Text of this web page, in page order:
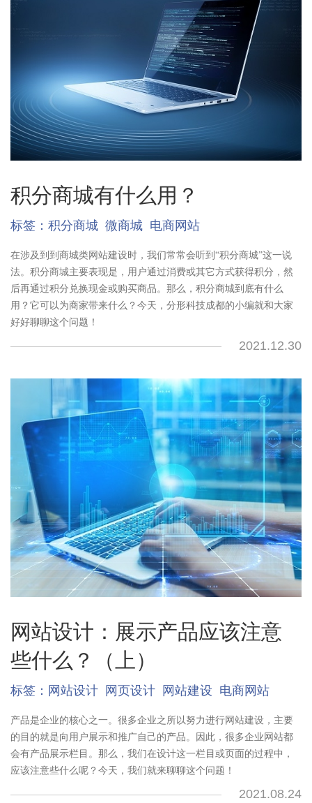
积分商城有什么用？
标签： 积分商城 微商城 电商网站
在涉及到到商城类网站建设时，我们常常会听到“积分商城”这一说
法。积分商城主要表现是，用户通过消费或其它方式获得积分，然
后再通过积分兑换现金或购买商品。那么，积分商城到底有什么
用？它可以为商家带来什么？今天，分形科技成都的小编就和大家
好好聊聊这个问题！
2021.12.30
网站设计：展示产品应该注意
些什么？（上）
标签： 网站设计 网页设计 网站建设 电商网站
产品是企业的核心之一。很多企业之所以努力进行网站建设，主要
的目的就是向用户展示和推广自己的产品。因此，很多企业网站都
会有产品展示栏目。那么，我们在设计这一栏目或页面的过程中，
应该注意些什么呢？今天，我们就来聊聊这个问题！
2021.08.24